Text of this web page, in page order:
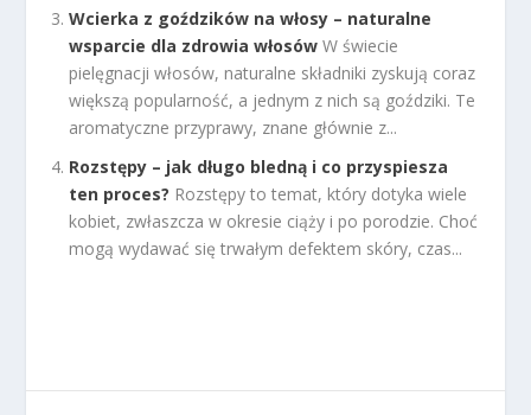
Wcierka z goździków na włosy – naturalne
wsparcie dla zdrowia włosów W świecie
pielęgnacji włosów, naturalne składniki zyskują coraz
większą popularność, a jednym z nich są goździki. Te
aromatyczne przyprawy, znane głównie z...
Rozstępy – jak długo bledną i co przyspiesza
ten proces? Rozstępy to temat, który dotyka wiele
kobiet, zwłaszcza w okresie ciąży i po porodzie. Choć
mogą wydawać się trwałym defektem skóry, czas...